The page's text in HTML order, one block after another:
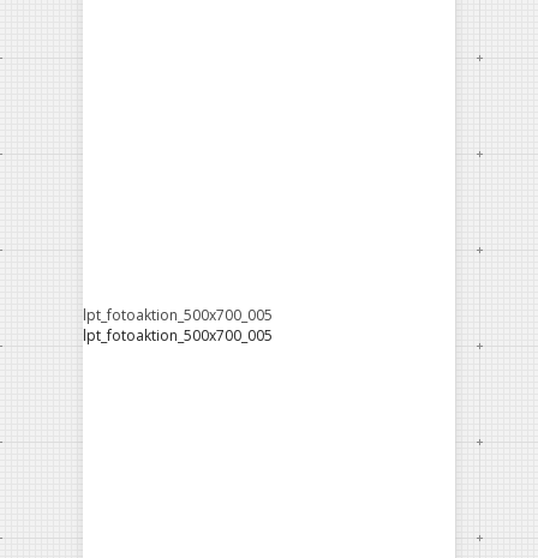
lpt_fotoaktion_500x700_005
lpt_fotoaktion_500x700_005